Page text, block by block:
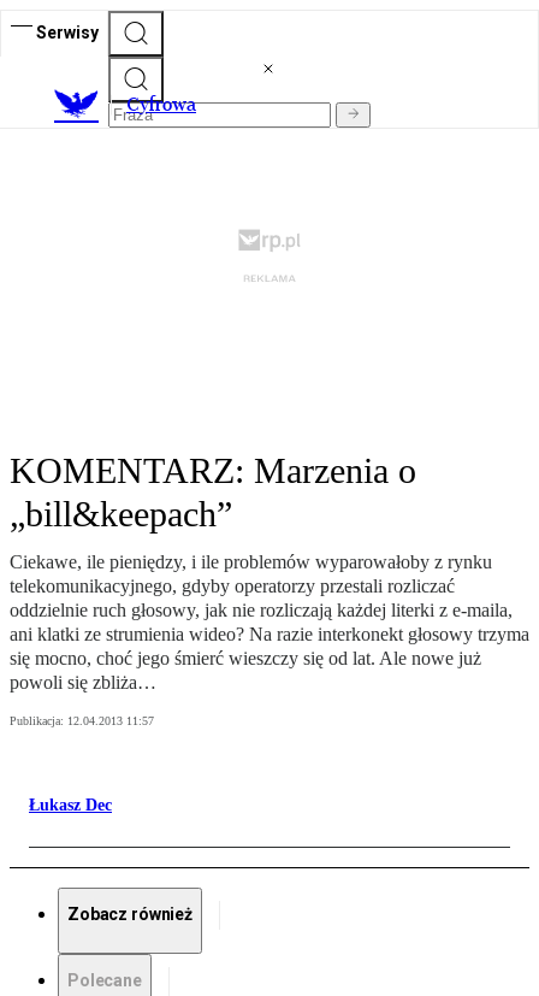
Serwisy
Cyfrowa
KOMENTARZ: Marzenia o
„bill&keepach”
Ciekawe, ile pieniędzy, i ile problemów wyparowałoby z rynku
telekomunikacyjnego, gdyby operatorzy przestali rozliczać
oddzielnie ruch głosowy, jak nie rozliczają każdej literki z e-maila,
ani klatki ze strumienia wideo? Na razie interkonekt głosowy trzyma
się mocno, choć jego śmierć wieszczy się od lat. Ale nowe już
powoli się zbliża…
Publikacja: 12.04.2013 11:57
Łukasz Dec
Zobacz również
Polecane